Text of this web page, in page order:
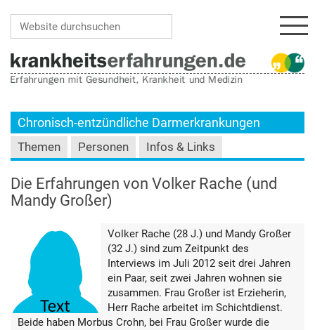
Chronisch-entzündliche Darmerkrankungen
Themen Personen Infos & Links
Die Erfahrungen von Volker Rache (und
Mandy Großer)
Volker Rache (28 J.) und Mandy Großer
(32 J.) sind zum Zeitpunkt des
Interviews im Juli 2012 seit drei Jahren
ein Paar, seit zwei Jahren wohnen sie
zusammen. Frau Großer ist Erzieherin,
Herr Rache arbeitet im Schichtdienst.
Beide haben Morbus Crohn, bei Frau Großer wurde die